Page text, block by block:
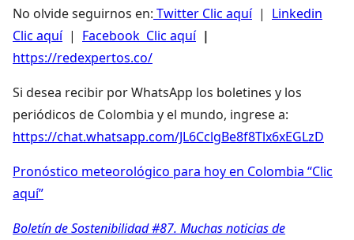
No olvide seguirnos en: Twitter Clic aquí| Linkedin
Clic aquí| Facebook Clic aquí|
https://redexpertos.co/
Si desea recibir por WhatsApp los boletines y los
periódicos de Colombia y el mundo, ingrese a:
https://chat.whatsapp.com/JL6CclgBe8f8Tlx6xEGLzD
Pronóstico meteorológico para hoy en Colombia “Clic
aquí”
Boletín de Sostenibilidad #87. Muchas noticias de